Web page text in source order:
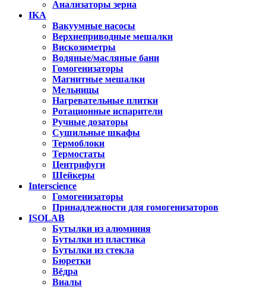
Анализаторы зерна
IKA
Вакуумные насосы
Верхнеприводные мешалки
Вискозиметры
Водяные/масляные бани
Гомогенизаторы
Магнитные мешалки
Мельницы
Нагревательные плитки
Ротационные испарители
Ручные дозаторы
Сушильные шкафы
Термоблоки
Термостаты
Центрифуги
Шейкеры
Interscience
Гомогенизаторы
Принадлежности для гомогенизаторов
ISOLAB
Бутылки из алюминия
Бутылки из пластика
Бутылки из стекла
Бюретки
Вёдра
Виалы